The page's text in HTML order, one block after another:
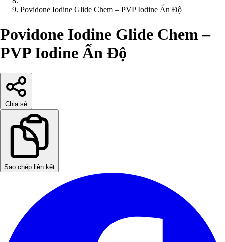
Povidone Iodine Glide Chem – PVP Iodine Ấn Độ
Povidone Iodine Glide Chem –
PVP Iodine Ấn Độ
Chia sẻ
Sao chép liên kết